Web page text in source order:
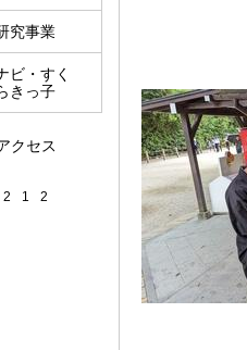
究事業
ビ・すく
きっ子
クセス
2 1 2